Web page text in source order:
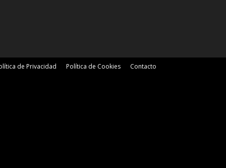
de Privacidad Política de Cookies Contacto